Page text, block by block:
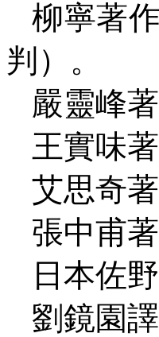
柳寧著
判）。
嚴靈峰
王實味
艾思奇
張中甫
日本佐
劉鏡園